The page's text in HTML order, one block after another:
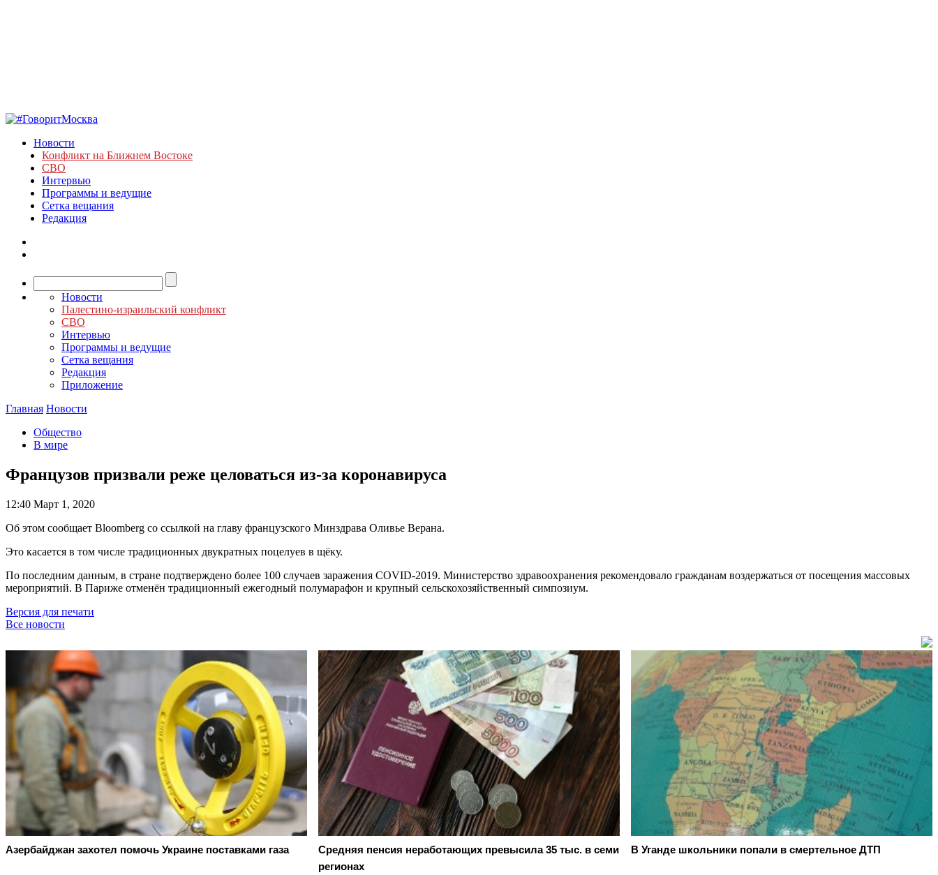
Новости
Конфликт на Ближнем Востоке
СВО
Интервью
Программы и ведущие
Сетка вещания
Редакция
Новости
Палестино-израильский конфликт
СВО
Интервью
Программы и ведущие
Сетка вещания
Редакция
Приложение
Главная Новости
Общество
В мире
Французов призвали реже целоваться из-за коронавируса
12:40 Март 1, 2020
Об этом сообщает Bloomberg со ссылкой на главу французского Минздрава Оливье Верана.
Это касается в том числе традиционных двукратных поцелуев в щёку.
По последним данным, в стране подтверждено более 100 случаев заражения COVID-2019. Министерство здравоохранения рекомендовало гражданам воздержаться от посещения массовых
мероприятий. В Париже отменён традиционный ежегодный полумарафон и крупный сельскохозяйственный симпозиум.
Версия для печати
Все новости
Азербайджан захотел помочь Украине поставками газа
Средняя пенсия неработающих превысила 35 тыс. в семи
регионах
В Уганде школьники попали в смертельное ДТП